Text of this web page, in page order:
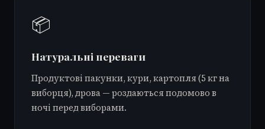
📦
Натуральні переваги
Продуктові пакунки, кури, картопля (5 кг на
виборця), дрова — роздаються подомово в
ночі перед виборами.